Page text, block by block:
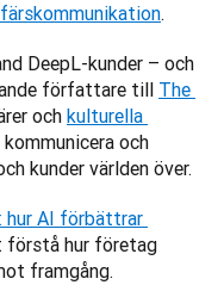
.
DeepL-kunder – och
författare till The
och kulturella
och
kunder världen över.
hur AI förbättrar
förstå hur företag
framgång.